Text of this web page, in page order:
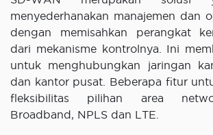
menyederhanakan manajemen dan
dengan memisahkan perangkat
dari mekanisme kontrolnya. Ini
untuk menghubungkan jaringan
dan kantor pusat. Beberapa fitur
fleksibilitas pilihan area
Broadband, NPLS dan LTE.